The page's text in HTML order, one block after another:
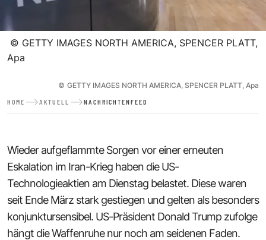
© GETTY IMAGES NORTH AMERICA, SPENCER PLATT,
Apa
© GETTY IMAGES NORTH AMERICA, SPENCER PLATT, Apa
HOME AKTUELL NACHRICHTENFEED
Wieder aufgeflammte Sorgen vor einer erneuten
Eskalation im Iran-Krieg haben die US-
Technologieaktien am Dienstag belastet. Diese waren
seit Ende März stark gestiegen und gelten als besonders
konjunktursensibel. US-Präsident Donald Trump zufolge
hängt die Waffenruhe nur noch am seidenen Faden.